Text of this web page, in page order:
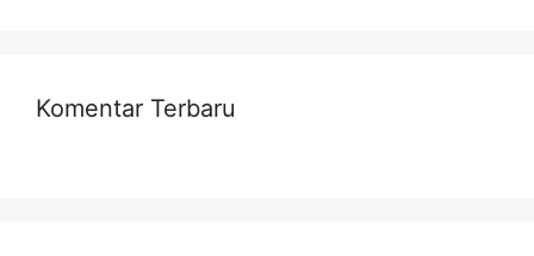
Komentar Terbaru